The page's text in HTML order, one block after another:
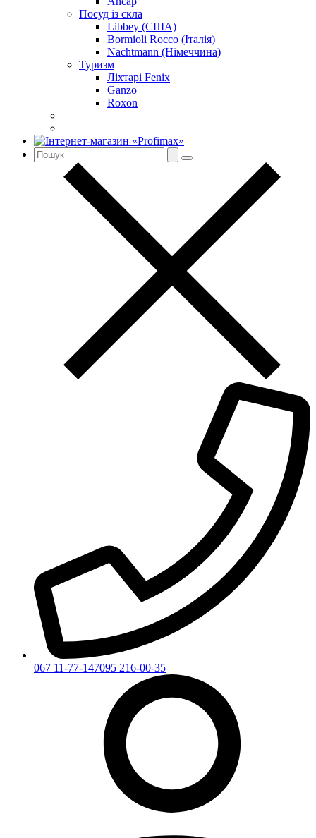
Посуд із скла
Libbey (США)
Bormioli Rocco (Італія)
Nachtmann (Німеччина)
Туризм
Ліхтарі Fenix
Ganzo
Roxon
067 11-77-147095 216-00-35